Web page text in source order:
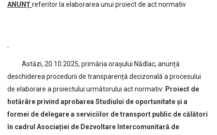
ANUNŢreferitor la elaborarea unui proiect de act normativ
Astăzi, 20.10.2025, primăria orașului Nădlac, anunță
deschiderea procedurii de transparență decizonală a procesului
de elaborare a proiectului următorului act normativ: Proiect de
hotărâre privind aprobarea Studiului de oportunitate și a
formei de delegare a serviciilor de transport public de călători
în cadrul Asociației de Dezvoltare Intercomunitară de